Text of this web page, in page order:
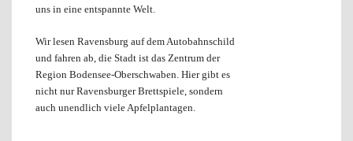
uns in eine entspannte Welt.
Wir lesen Ravensburg auf dem Autobahnschild
und fahren ab, die Stadt ist das Zentrum der
Region Bodensee-Oberschwaben. Hier gibt es
nicht nur Ravensburger Brettspiele, sondern
auch unendlich viele Apfelplantagen.